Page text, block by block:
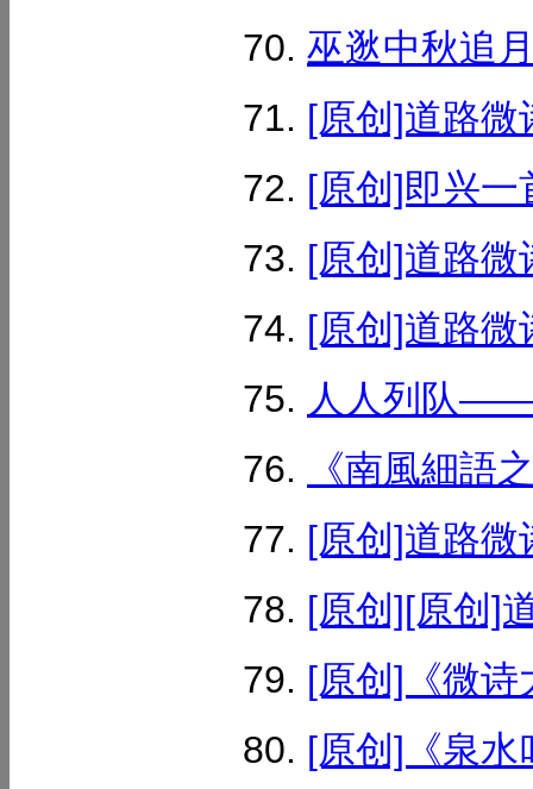
巫逖中秋追
[原创]道路
[原创]即兴
[原创]道路
[原创]道路
人人列队——
《南風細語
[原创]道路
[原创][原创]
[原创]《微诗
[原创]《泉